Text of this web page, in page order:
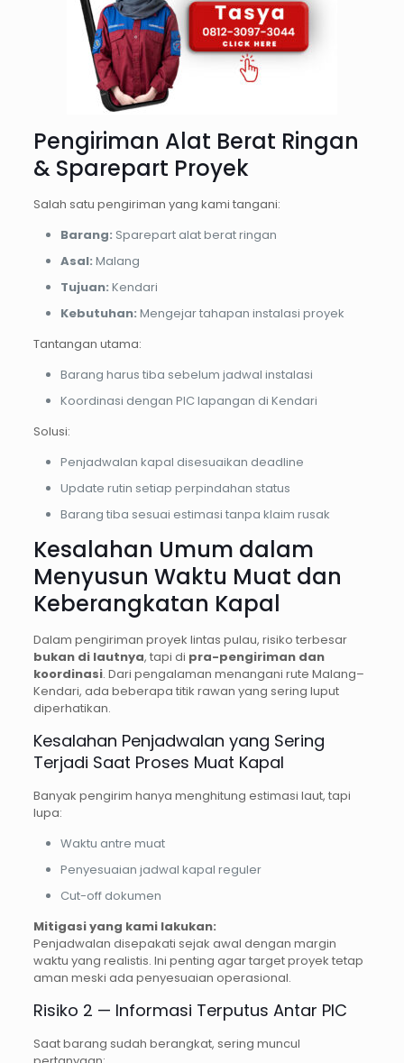
Pengiriman Alat Berat Ringan
& Sparepart Proyek
Salah satu pengiriman yang kami tangani:
Barang: Sparepart alat berat ringan
Asal: Malang
Tujuan: Kendari
Kebutuhan: Mengejar tahapan instalasi proyek
Tantangan utama:
Barang harus tiba sebelum jadwal instalasi
Koordinasi dengan PIC lapangan di Kendari
Solusi:
Penjadwalan kapal disesuaikan deadline
Update rutin setiap perpindahan status
Barang tiba sesuai estimasi tanpa klaim rusak
Kesalahan Umum dalam
Menyusun Waktu Muat dan
Keberangkatan Kapal
Dalam pengiriman proyek lintas pulau, risiko terbesar
bukan di lautnya, tapi di pra-pengiriman dan
koordinasi. Dari pengalaman menangani rute Malang–
Kendari, ada beberapa titik rawan yang sering luput
diperhatikan.
Kesalahan Penjadwalan yang Sering
Terjadi Saat Proses Muat Kapal
Banyak pengirim hanya menghitung estimasi laut, tapi
lupa:
Waktu antre muat
Penyesuaian jadwal kapal reguler
Cut-off dokumen
Mitigasi yang kami lakukan:
Penjadwalan disepakati sejak awal dengan margin
waktu yang realistis. Ini penting agar target proyek tetap
aman meski ada penyesuaian operasional.
Risiko 2 — Informasi Terputus Antar PIC
Saat barang sudah berangkat, sering muncul